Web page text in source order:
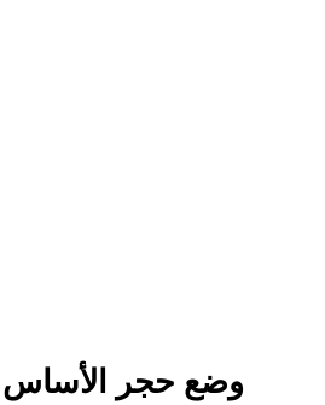
وضع حجر الأساس في مصنع